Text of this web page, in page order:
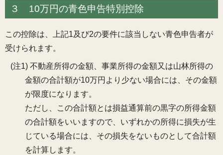
３ 10万円の青色申告特別控除
この控除は、上記1及び2の要件に該当しない青色申告者が
受けられます。
(注1) 不動産所得の金額、事業所得の金額又は山林所得の
金額の合計額が10万円より少ない場合には、その金額
が限度になります。
ただし、この合計額とは損益通算前の黒字の所得金額
の合計額をいいますので、いずれかの所得に損失が生
じている場合には、その損失をないものとして合計額
を計算します。